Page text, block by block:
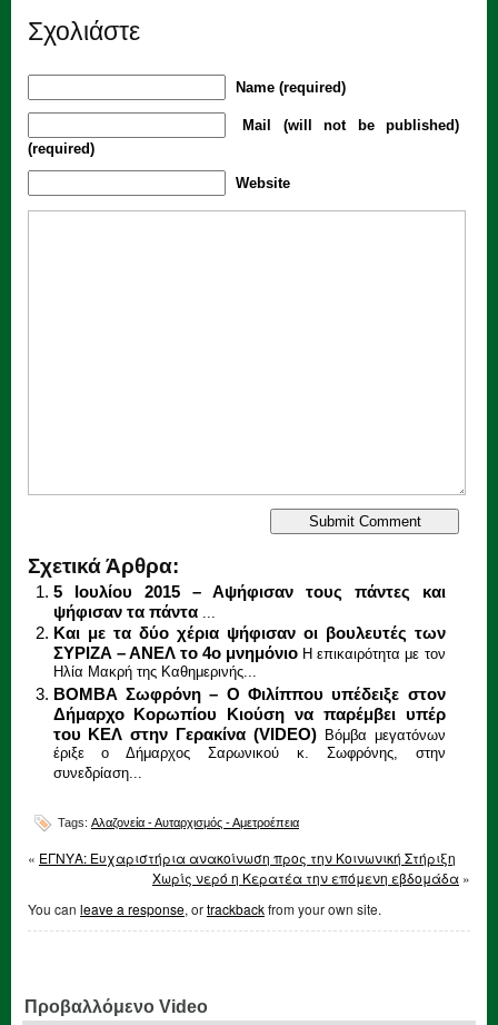
Σχολιάστε
Name (required)
Mail (will not be published)
(required)
Website
Σχετικά Άρθρα:
5 Ιουλίου 2015 – Αψήφισαν τους πάντες και
ψήφισαν τα πάντα
Και με τα δύο χέρια ψήφισαν οι βουλευτές των
ΣΥΡΙΖΑ – ΑΝΕΛ το 4ο μνημόνιο Η επικαιρότητα με τον
Ηλία Μακρή της Καθημερινής...
ΒΟΜΒΑ Σωφρόνη – Ο Φιλίππου υπέδειξε στον
Δήμαρχο Κορωπίου Κιούση να παρέμβει υπέρ
του ΚΕΛ στην Γερακίνα (VIDEO)
Βόμβα μεγατόνων
έριξε ο Δήμαρχος Σαρωνικού κ. Σωφρόνης, στην
συνεδρίαση...
Tags: Αλαζονεία - Αυταρχισμός - Αμετροέπεια
« ΕΓΝΥΑ: Ευχαριστήρια ανακοίνωση προς την Κοινωνική Στήριξη
Χωρίς νερό η Κερατέα την επόμενη εβδομάδα »
You can leave a response, ortrackbackfrom your own site.
Προβαλλόμενο Video